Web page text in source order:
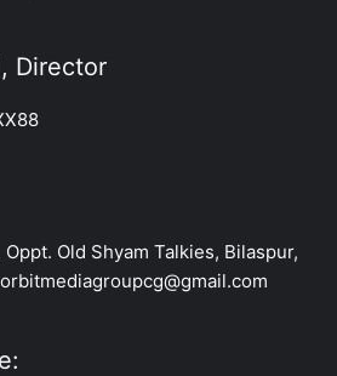
Director
Oppt. Old Shyam Talkies, Bilaspur,